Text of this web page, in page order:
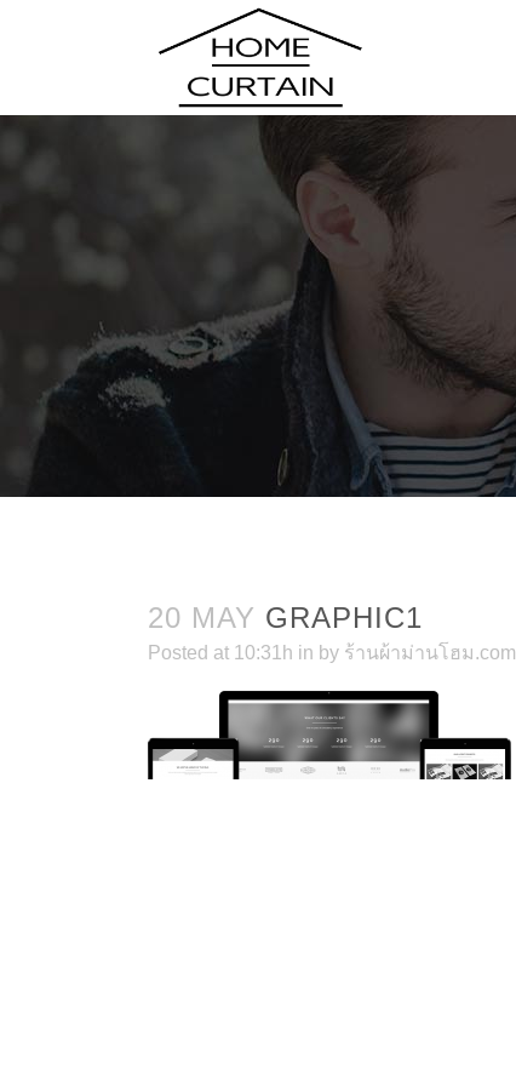
20 MAY GRAPHIC1
Posted at 10:31h in by ร้านผ้าม่านโฮม.com